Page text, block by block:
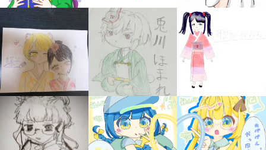
みんなの絵が
見られる
ギャラリー